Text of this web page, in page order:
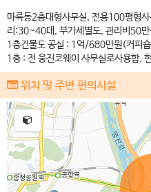
마륵동2층대형사무실, 전용100평형
리:30~40대, 부가세별도, 관리비50만
1층건물도 공실 : 1억/680만원(커피
1층 : 전 웅진코웨이 사무실로사용함,
위치 및 주변 편의시설